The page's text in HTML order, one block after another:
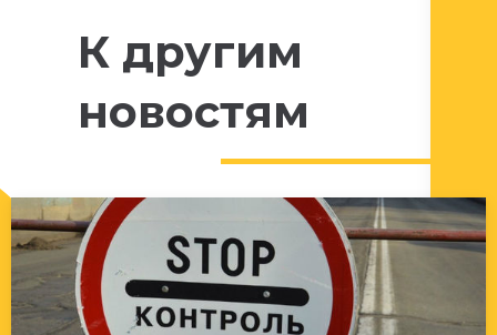
К другим
новостям